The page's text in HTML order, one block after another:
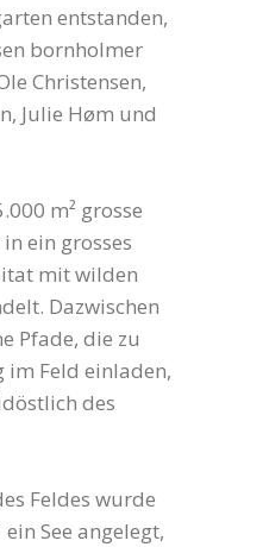
entstanden,
bornholmer
Christensen,
Julie Høm und
m² grosse
ein grosses
mit wilden
Dazwischen
Pfade, die zu
im Feld einladen,
des
Feldes wurde
See angelegt,